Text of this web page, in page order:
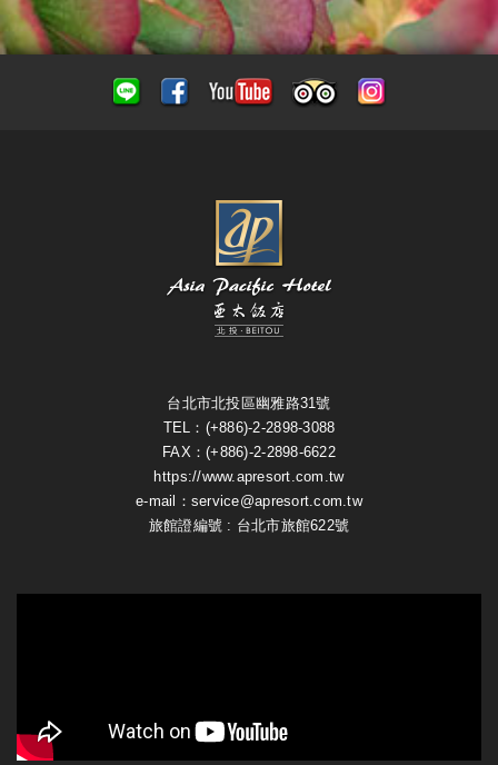
台北市北投區幽雅路31號
TEL：(+886)-2-2898-3088
FAX：(+886)-2-2898-6622
https://www.apresort.com.tw
e-mail：service@apresort.com.tw
旅館證編號 : 台北市旅館622號